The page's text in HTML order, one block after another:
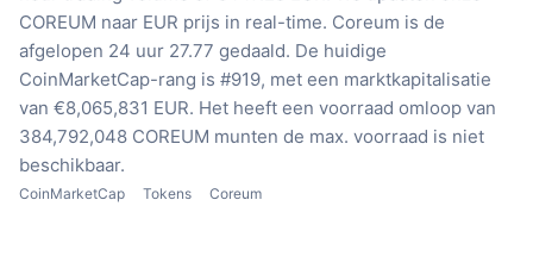
COREUM naar EUR prijs in real-time. Coreum is de
afgelopen 24 uur 27.77 gedaald. De huidige
CoinMarketCap-rang is #919, met een marktkapitalisatie
van €8,065,831 EUR. Het heeft een voorraad omloop van
384,792,048 COREUM munten de max. voorraad is niet
beschikbaar.
CoinMarketCap Tokens Coreum